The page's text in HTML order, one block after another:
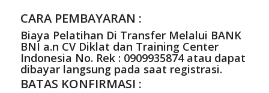
CARA PEMBAYARAN :
Biaya Pelatihan Di Transfer Melalui BANK
BNI a.n CV Diklat dan Training Center
Indonesia No. Rek : 0909935874atau dapat
dibayar langsung pada saat registrasi.
BATAS KONFIRMASI :